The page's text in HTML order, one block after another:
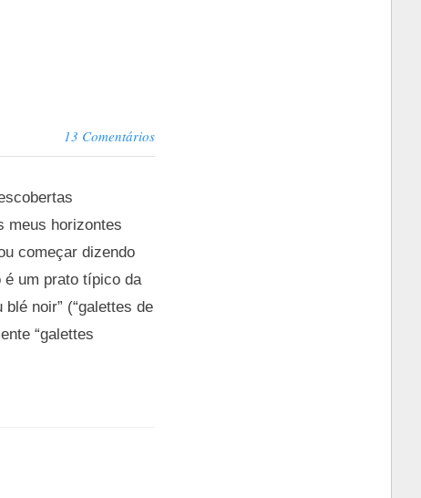
13 Comentários
meus horizontes
começar dizendo
é um prato típico da
noir” (“galettes de
“galettes